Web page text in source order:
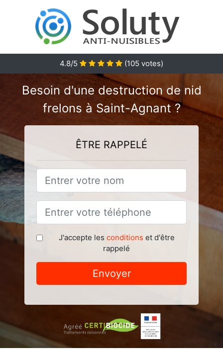
4.8/5 (105 votes)
Besoin d'une destruction de nid
frelons à Saint-Agnant ?
ÊTRE RAPPELÉ
J'accepte les conditions et d'être
rappelé
Envoyer